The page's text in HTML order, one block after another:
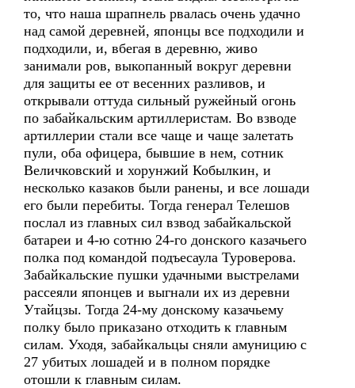
то, что наша шрапнель рвалась очень удачно
над самой деревней, японцы все подходили и
подходили, и, вбегая в деревню, живо
занимали ров, выкопанный вокруг деревни
для защиты ее от весенних разливов, и
открывали оттуда сильный ружейный огонь
по забайкальским артиллеристам. Во взводе
артиллерии стали все чаще и чаще залетать
пули, оба офицера, бывшие в нем, сотник
Величковский и хорунжий Кобылкин, и
несколько казаков были ранены, и все лошади
его были перебиты. Тогда генерал Телешов
послал из главных сил взвод забайкальской
батареи и 4-ю сотню 24-го донского казачьего
полка под командой подъесаула Туроверова.
Забайкальские пушки удачными выстрелами
рассеяли японцев и выгнали их из деревни
Утайцзы. Тогда 24-му донскому казачьему
полку было приказано отходить к главным
силам. Уходя, забайкальцы сняли амуницию с
27 убитых лошадей и в полном порядке
отошли к главным силам.